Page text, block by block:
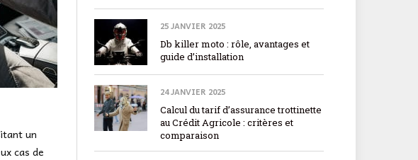
un
cas de
25 JANVIER 2025
Db killer moto : rôle, avantages et
guide d’installation
24 JANVIER 2025
Calcul du tarif d’assurance trottinette
au Crédit Agricole : critères et
comparaison